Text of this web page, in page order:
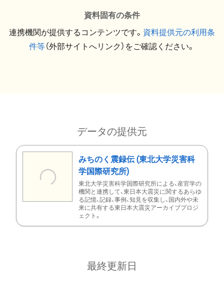
資料固有の条件
連携機関が提供するコンテンツです。 資料提供元の利用条
件等（外部サイトへリンク）をご確認ください。
データの提供元
みちのく震録伝 (東北大学災害科
学国際研究所)
東北大学災害科学国際研究所による、産官学の
機関と連携して、東日本大震災に関するあらゆ
る記憶、記録、事例、知見を収集し、国内外や未
来に共有する東日本大震災アーカイブプロジ
ェクト。
最終更新日